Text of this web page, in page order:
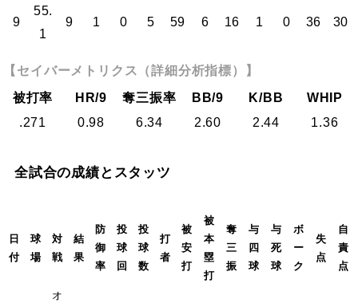
9
55.
1
9 1 0 5 59 6 16 1 0 36 30
【セイバーメトリクス（詳細分析指標）】
被打率
HR/9 奪三振率 BB/9 K/BB
WHIP
.271
0.98 6.34 2.60 2.44 1.36
全試合の成績とスタッツ
日
付
球
場
対
戦
結
果
防
御
率
投
球
回
投
球
数
打
者
被
安
打
被
本
塁
打
奪
三
振
与
四
球
与
死
球
ボ
ー
ク
失
点
自
責
点
オ